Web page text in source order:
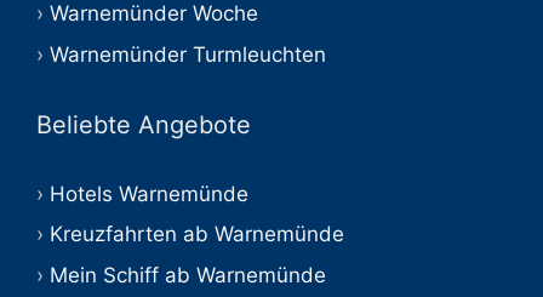
Warnemünder Woche
Warnemünder Turmleuchten
Beliebte Angebote
Hotels Warnemünde
Kreuzfahrten ab Warnemünde
Mein Schiff ab Warnemünde